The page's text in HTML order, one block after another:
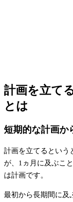
計画を立て
とは
短期的な計画か
計画を立てるという
が、1ヵ月に及ぶこ
は計画です。
最初から長期間に及